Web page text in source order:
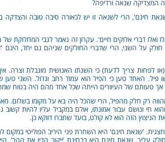
המצדיקה שנאה ורדיפה?
חינם', הרי לשנאה זו יש לכאורה סיבה טובה והצדקה
ואלו דברי אלוקים חיים'. עקרון זה נאמר לגבי
על השני, הרי שדברי החולקים שניהם גם יחד, הינם
לפחות צריך לדעת) כי השגתו האנושית מוגבלת וצרה.
פיל. האחד טען כי הפיל הוא עמוד רחב וגדול. השני טען
אך טעותם של העיוורים הייתה שכל אחד מהם היה בטוח
רק חלק מהפיל, הרי שהכל היה בא על מקומו בשלום.
חי ונושם עבור אמונתו, אולם במקביל עליו להיות
הזה הוא לא קולט, בועד שחברו דווקא כן.
'שנאת חינם' היא השחרת פני היריב הפוליטי במקום
עליך. שנאת חינם היא בבחינת 'ייקוב הדין את ההר',